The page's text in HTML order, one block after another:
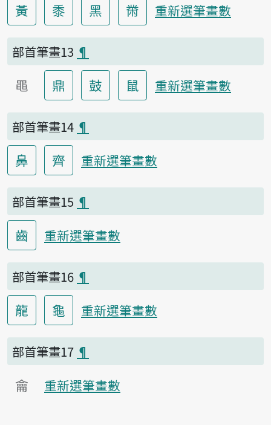
黃 黍 黑 黹 重新選筆畫數
部首筆畫13 ¶
黽 鼎 鼓 鼠 重新選筆畫數
部首筆畫14 ¶
鼻 齊 重新選筆畫數
部首筆畫15 ¶
齒 重新選筆畫數
部首筆畫16 ¶
龍 龜 重新選筆畫數
部首筆畫17 ¶
龠 重新選筆畫數